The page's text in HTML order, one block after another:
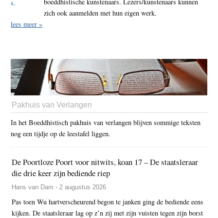
zich ook aanmelden met hun eigen werk.
lees meer »
Pakhuis van Verlangen
In het Boeddhistisch pakhuis van verlangen blijven sommige teksten
nog een tijdje op de leestafel liggen.
De Poortloze Poort voor nitwits, koan 17 – De staatsleraar
die drie keer zijn bediende riep
Hans van Dam - 2 augustus 2026
Pas toen Wu hartverscheurend begon te janken ging de bediende eens
kijken. De staatsleraar lag op z’n zij met zijn vuisten tegen zijn borst